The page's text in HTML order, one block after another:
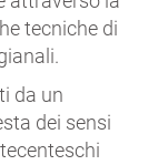
tecniche di
da un
dei sensi